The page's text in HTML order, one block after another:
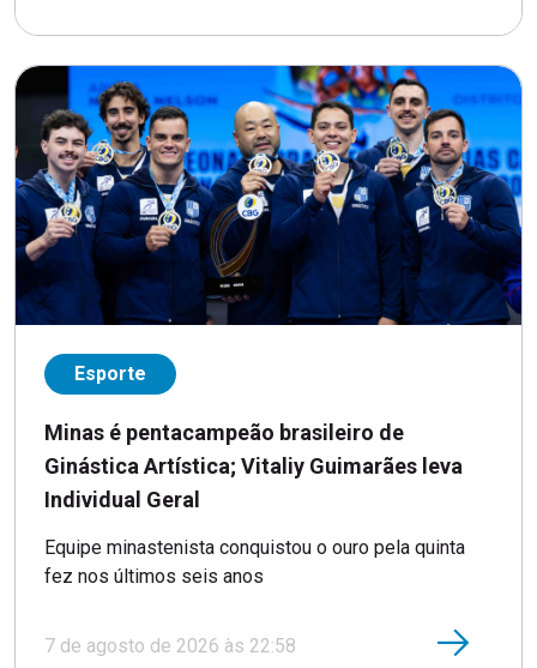
Esporte
Minas é pentacampeão brasileiro de
Ginástica Artística; Vitaliy Guimarães leva
Individual Geral
Equipe minastenista conquistou o ouro pela quinta
fez nos últimos seis anos
7 de agosto de 2026 às 22:58